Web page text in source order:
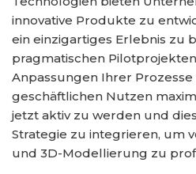
innovative Produkte zu
ein einzigartiges Erlebnis zu
pragmatischen
Anpassungen Ihrer Prozesse
geschäftlichen Nutzen
jetzt aktiv zu werden und
Strategie zu integrieren, um
und 3D-Modellierung zu